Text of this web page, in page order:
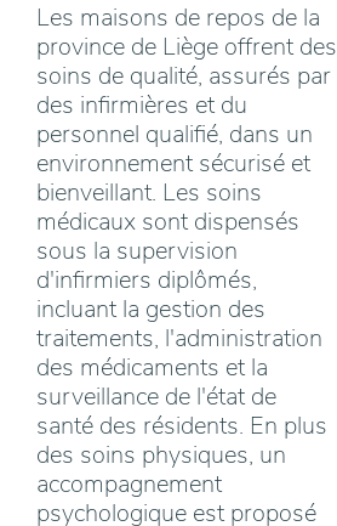
Les maisons de repos de la
province de Liège offrent des
soins de qualité, assurés par
des infirmières et du
personnel qualifié, dans un
environnement sécurisé et
bienveillant. Les soins
médicaux sont dispensés
sous la supervision
d'infirmiers diplômés,
incluant la gestion des
traitements, l'administration
des médicaments et la
surveillance de l'état de
santé des résidents. En plus
des soins physiques, un
accompagnement
psychologique est proposé